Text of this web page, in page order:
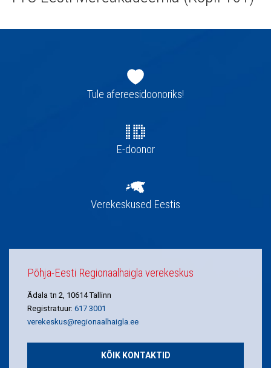
navigatsioonTule afereesidoonoriks!
E-doonor
Verekeskused Eestis
Põhja-Eesti Regionaalhaigla verekeskus
Ädala tn 2, 10614 Tallinn
Registratuur: 617 3001
verekeskus@regionaalhaigla.ee
KÕIK KONTAKTID